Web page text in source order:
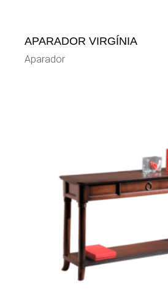
APARADOR VIRGÍNIA
Aparador